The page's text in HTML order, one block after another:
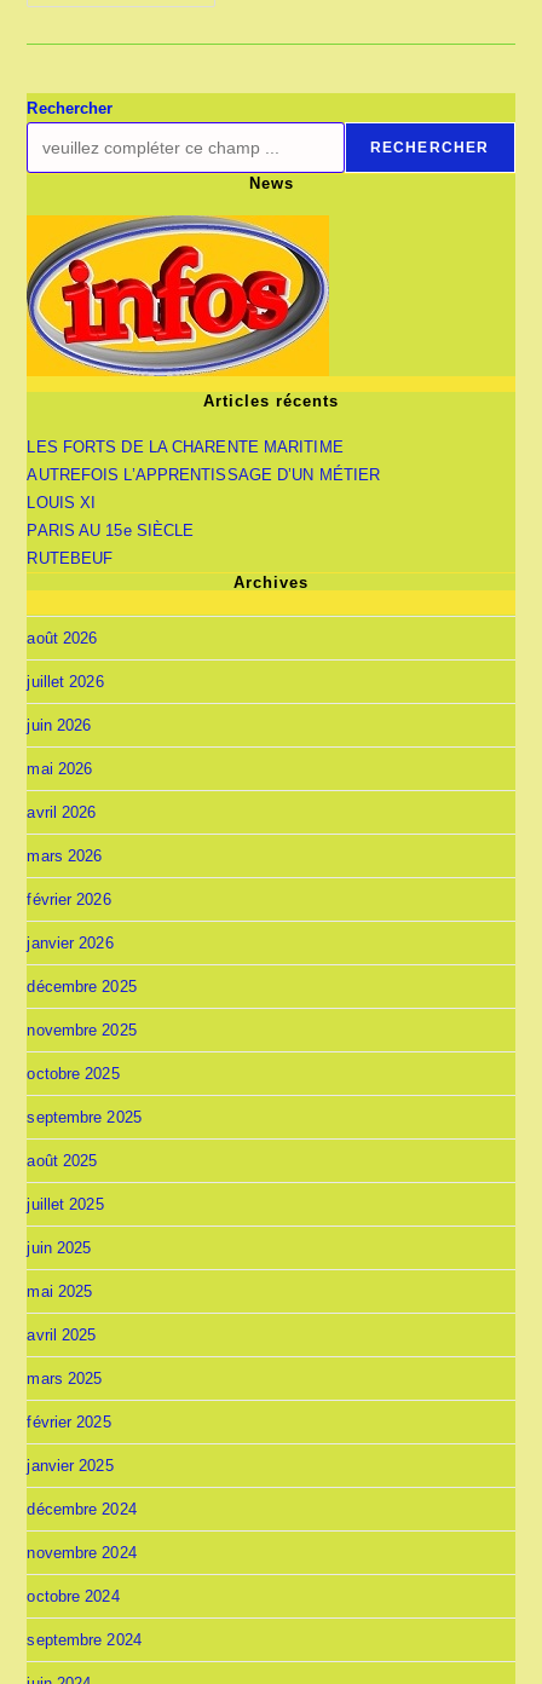
SIGNES
ABBAYES
Rechercher
RECHERCHER
News
Articles récents
LES FORTS DE LA CHARENTE MARITIME
AUTREFOIS L’APPRENTISSAGE D’UN MÉTIER
LOUIS XI
PARIS AU 15e SIÈCLE
RUTEBEUF
Archives
août 2026
juillet 2026
juin 2026
mai 2026
avril 2026
mars 2026
février 2026
janvier 2026
décembre 2025
novembre 2025
octobre 2025
septembre 2025
août 2025
juillet 2025
juin 2025
mai 2025
avril 2025
mars 2025
février 2025
janvier 2025
décembre 2024
novembre 2024
octobre 2024
septembre 2024